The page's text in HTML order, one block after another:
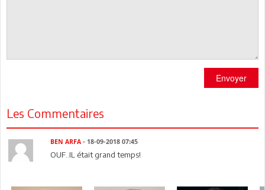
Envoyer
Les Commentaires
BEN ARFA - 18-09-2018 07:45
OUF..IL était grand temps!